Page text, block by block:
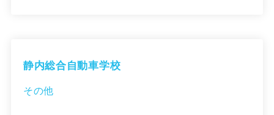
静内総合自動車学校
その他